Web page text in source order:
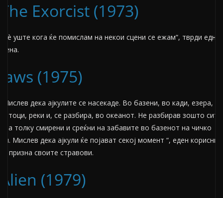
The Exorcist (1973)
„Сè уште кога ќе помислам на некои сцени се ежам“, тврди една
жена.
Jaws (1975)
“Мислев дека ајкулите се насекаде. Во базени, во кади, езера,
потоци, реки и, се разбира, во океанот. Не разбирав зошто сите
беа толку смирени и среќни на забавите во базенот на чичко
ми. Мислев дека ајкули ќе појават секој момент “, еден корисник
ги призна своите стравови.
Alien (1979)